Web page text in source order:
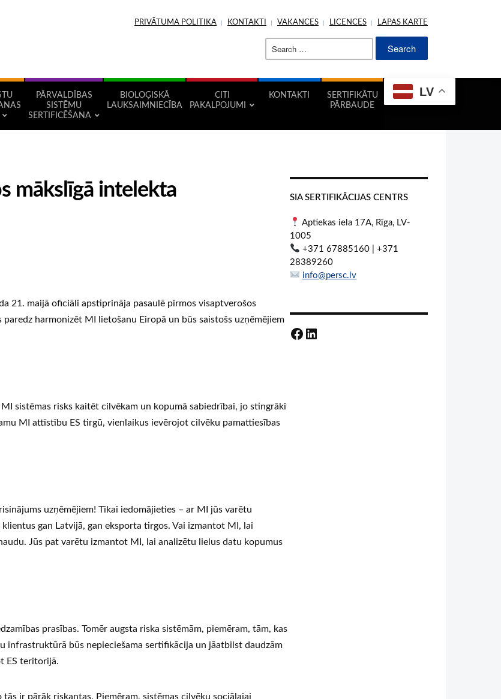
PRIVĀTUMA POLITIKA KONTAKTI VAKANCES LICENCES LAPAS KARTE
PĀRVALDĪBAS
SISTĒMU
SERTIFICĒŠANA
BIOLOĢISKĀ
LAUKSAIMNIECĪBA
CITI
PAKALPOJUMI
KONTAKTI
SERTIFIKĀTU
PĀRBAUDE
LV
mākslīgā intelekta
21. maijā oficiāli apstiprināja pasaulē pirmos visaptverošos
harmonizēt MI lietošanu Eiropā un būs saistošs uzņēmējiem
sistēmas risks kaitēt cilvēkam un kopumā sabiedrībai, jo stingrāki
MI attīstību ES tirgū, vienlaikus ievērojot cilvēku pamattiesības
uzņēmējiem! Tikai iedomājieties – ar MI jūs varētu
gan Latvijā, gan eksporta tirgos. Vai izmantot MI, lai
Jūs pat varētu izmantot MI, lai analizētu lielus datu kopumus
prasības. Tomēr augsta riska sistēmām, piemēram, tām, kas
infrastruktūrā būs nepieciešama sertifikācija un jāatbilst daudzām
ES teritorijā.
ir pārāk riskantas. Piemēram, sistēmas cilvēku sociālajai
SIA SERTIFIKĀCIJAS CENTRS
Aptiekas iela 17A, Rīga, LV-
1005
+371 67885160 | +371
28389260
info@persc.lv
Facebook
LinkedIn